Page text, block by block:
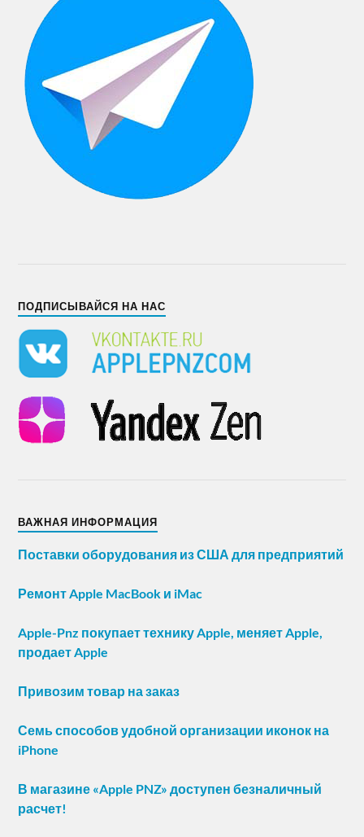
ПОДПИСЫВАЙСЯ НА НАС
ВАЖНАЯ ИНФОРМАЦИЯ
Поставки оборудования из США для предприятий
Ремонт Apple MacBook и iMac
Apple-Pnz покупает технику Apple, меняет Apple,
продает Apple
Привозим товар на заказ
Семь способов удобной организации иконок на
iPhone
В магазине «Apple PNZ» доступен безналичный
расчет!